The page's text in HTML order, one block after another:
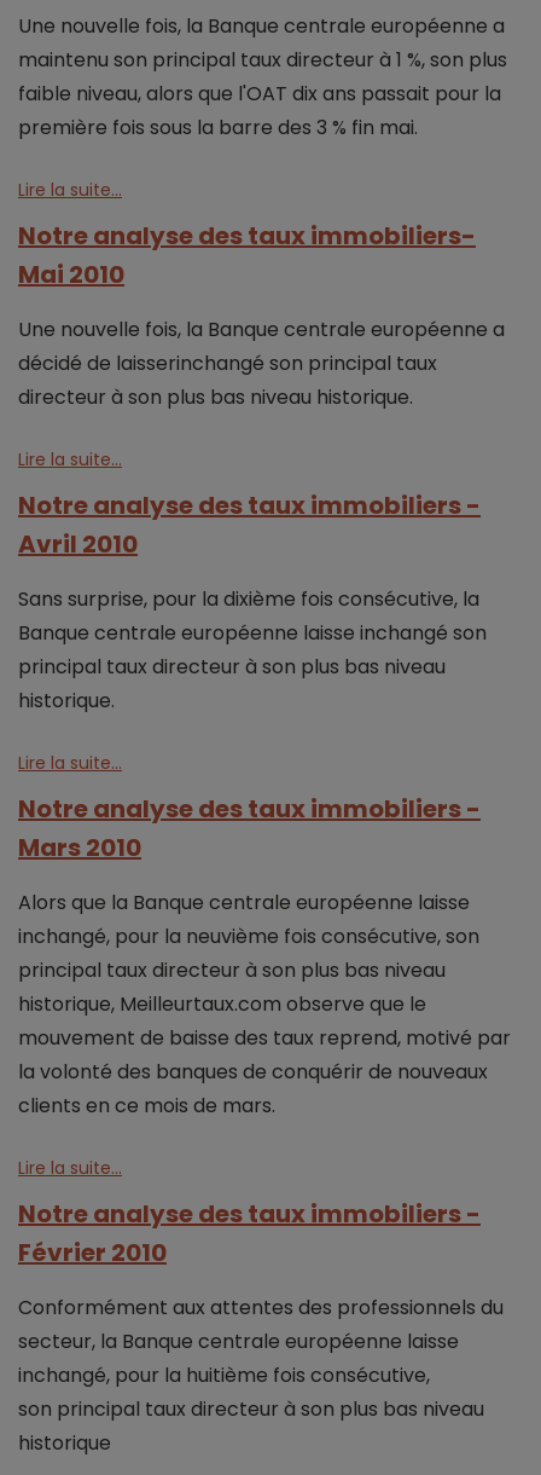
Une nouvelle fois, la Banque centrale européenne a
maintenu son principal taux directeur à 1 %, son plus
faible niveau, alors que l'OAT dix ans passait pour la
première fois sous la barre des 3 % fin mai.
Lire la suite...
Notre analyse des taux immobiliers-
Mai 2010
Une nouvelle fois, la Banque centrale européenne a
décidé de laisserinchangé son principal taux
directeur à son plus bas niveau historique.
Lire la suite...
Notre analyse des taux immobiliers -
Avril 2010
Sans surprise, pour la dixième fois consécutive, la
Banque centrale européenne laisse inchangé son
principal taux directeur à son plus bas niveau
historique.
Lire la suite...
Notre analyse des taux immobiliers -
Mars 2010
Alors que la Banque centrale européenne laisse
inchangé, pour la neuvième fois consécutive, son
principal taux directeur à son plus bas niveau
historique, Meilleurtaux.com observe que le
mouvement de baisse des taux reprend, motivé par
la volonté des banques de conquérir de nouveaux
clients en ce mois de mars.
Lire la suite...
Notre analyse des taux immobiliers -
Février 2010
Conformément aux attentes des professionnels du
secteur, la Banque centrale européenne laisse
inchangé, pour la huitième fois consécutive,
son principal taux directeur à son plus bas niveau
historique